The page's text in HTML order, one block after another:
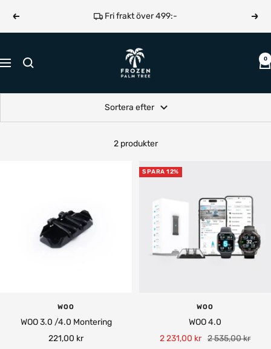
innehållet
Föregående Fri frakt över 499:-
Navigering
Frozen
Palm
Tree
0
Sortera efter
2 produkter
WOO
WOO 3.0 /4.0 Montering
Rea-
221,00 kr
SPARA 12%
WOO
WOO 4.0
Rea-
2 231,00 kr Pris
2 535,00 kr